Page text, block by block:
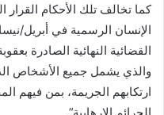
كما تخالف تلك الأحكام
القضائية النهائية الصادرة
والذي يشمل جميع الأشخاص
ارتكابهم الجريمة، بمن فيهم